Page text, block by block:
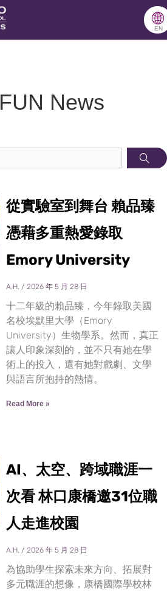
🌐
EN
FUN News
從實驗室到舞台 賴品臻
憑藉多重熱愛錄取
Emory University
A.H. 2026 年 5 月 28 日
十二年級的賴品臻，今年錄取美國
名校埃默里大學（Emory
University）生物學系。然而，真正
讓人印象深刻的，並不只有她在學
術上的投入，還有她對戲劇、文學
與語言所抱持的熱情。
Read More »
AI、太空、跨域職涯一
次看 林口康橋邀31位職
人走進校園
A.H. 2026 年 5 月 28 日
為協助學生探索未來方向、拓展對
多元職涯的想像，康橋國際學校林
P
g
e
P
g
e
P
g
e
P
g
e
P
g
e
P
g
e
P
g
e
P
g
e